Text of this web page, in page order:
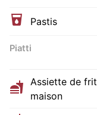
Pastis
Piatti
Assiette de
maison